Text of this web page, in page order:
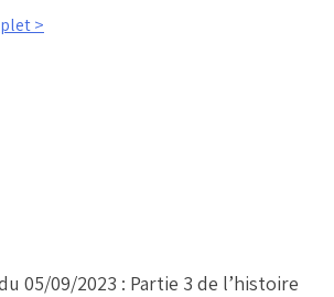
>
05/09/2023 : Partie 3 de l’histoire